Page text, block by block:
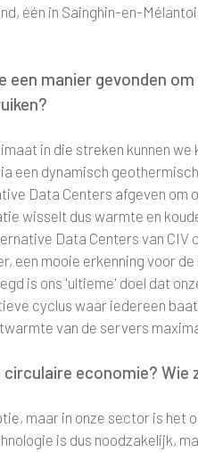
één in Sainghin-en-
een manier gevonden
in die streken kunnen
een dynamisch
Data Centers afgeven om
wisselt dus warmte en
Data Centers van
een mooie erkenning voor
is ons 'ultieme' doel dat
cyclus waar iedereen
van de servers
economie? Wie
maar in onze sector is
is dus noodzakelijk,